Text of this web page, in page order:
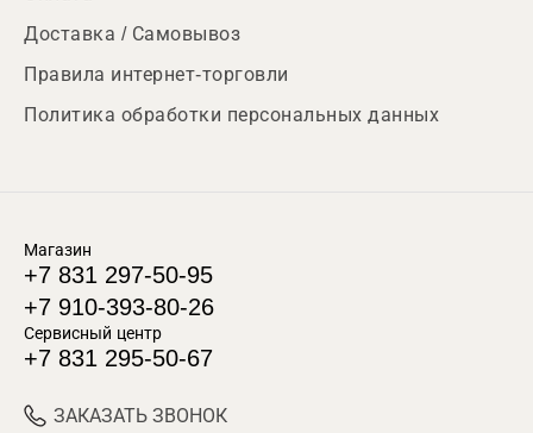
Доставка / Самовывоз
Правила интернет-торговли
Политика обработки персональных данных
Магазин
+7 831 297-50-95
+7 910-393-80-26
Сервисный центр
+7 831 295-50-67
ЗАКАЗАТЬ ЗВОНОК